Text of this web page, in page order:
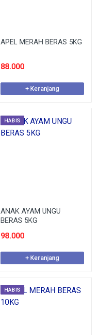
APEL MERAH BERAS 5KG
88.000
+ Keranjang
HABIS
ANAK AYAM UNGU
BERAS 5KG
98.000
+ Keranjang
HABIS